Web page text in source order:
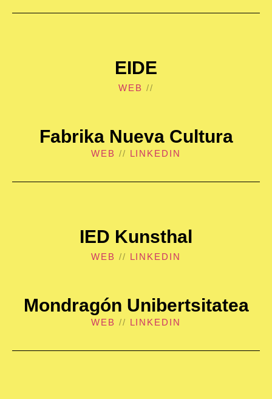
EIDE
WEB //
Fabrika Nueva Cultura
WEB // LINKEDIN
IED Kunsthal
WEB // LINKEDIN
Mondragón Unibertsitatea
WEB // LINKEDIN